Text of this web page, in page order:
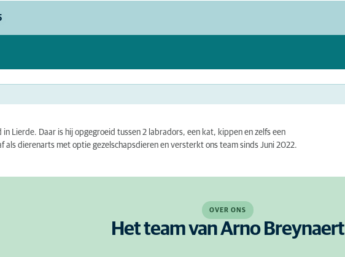
Lierde. Daar is hij opgegroeid tussen 2 labradors, een kat, kippen en zelfs een
als dierenarts met optie gezelschapsdieren en versterkt ons team sinds Juni 2022.
OVER ONS
Het team van Arno Breynaert